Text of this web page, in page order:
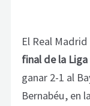
El Real
final de la
ganar 2-1 al
Bernabéu, en